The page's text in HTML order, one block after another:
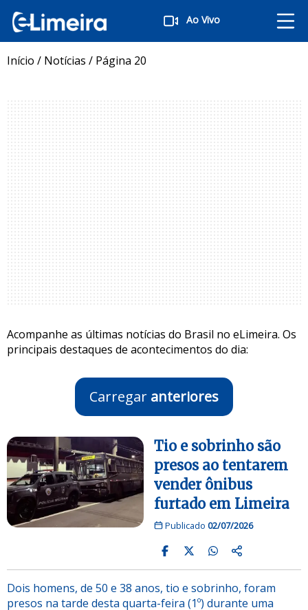
Ao Vivo
Início / Notícias / Página 20
Acompanhe as últimas notícias do Brasil no eLimeira. Os
principais destaques de acontecimentos do dia:
Carregar anteriores
Tio e sobrinho são
presos ao tentarem
vender ônibus
furtado em Limeira
Publicado 02/07/2026
Dois homens, de 50 e 38 anos, tio e sobrinho, foram
presos na tarde desta quarta-feira (1º) durante uma